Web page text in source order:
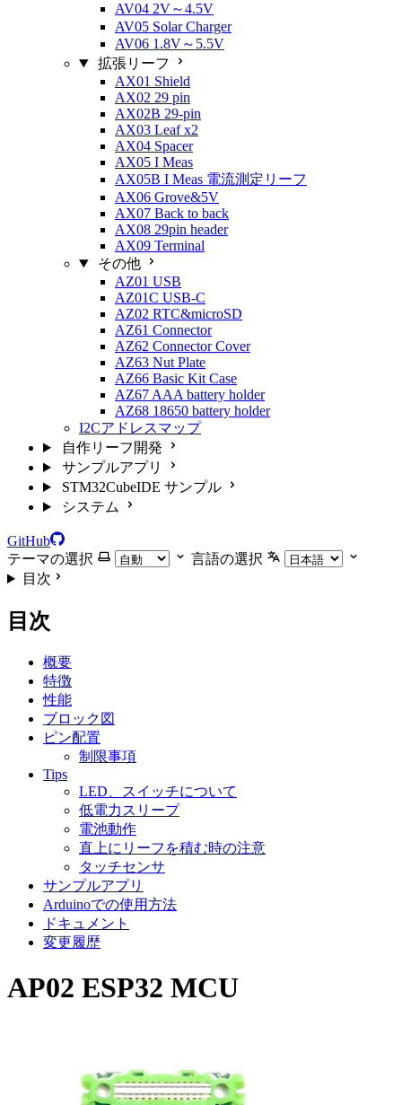
AV04 2V～4.5V
AV05 Solar Charger
AV06 1.8V～5.5V
拡張リーフ
AX01 Shield
AX02 29 pin
AX02B 29-pin
AX03 Leaf x2
AX04 Spacer
AX05 I Meas
AX05B I Meas 電流測定リーフ
AX06 Grove&5V
AX07 Back to back
AX08 29pin header
AX09 Terminal
その他
AZ01 USB
AZ01C USB-C
AZ02 RTC&microSD
AZ61 Connector
AZ62 Connector Cover
AZ63 Nut Plate
AZ66 Basic Kit Case
AZ67 AAA battery holder
AZ68 18650 battery holder
I2Cアドレスマップ
自作リーフ開発
サンプルアプリ
STM32CubeIDE サンプル
システム
GitHub
テーマの選択
言語の選択
目次
目次
概要
特徴
性能
ブロック図
ピン配置
制限事項
Tips
LED、スイッチについて
低電力スリープ
電池動作
直上にリーフを積む時の注意
タッチセンサ
サンプルアプリ
Arduinoでの使用方法
ドキュメント
変更履歴
AP02 ESP32 MCU